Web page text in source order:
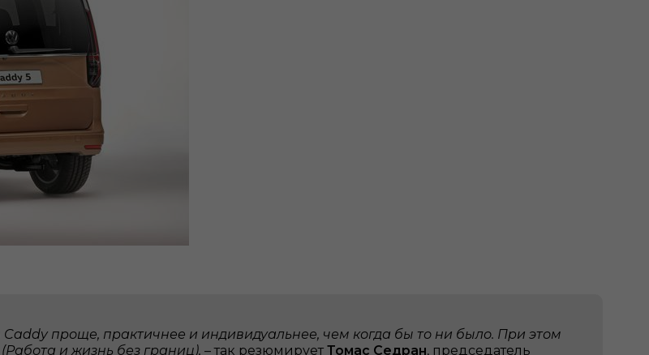
проще, практичнее и индивидуальнее, чем когда бы то ни было. При этом
и жизнь без границ), – так резюмирует Томас Седран, председатель